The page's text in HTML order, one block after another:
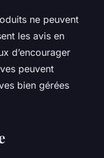
ne peuvent
les avis en
d’encourager
peuvent
bien gérées